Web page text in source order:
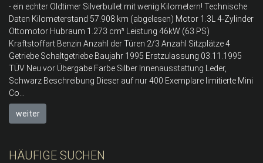
- ein echter Oldtimer Silverbullet mit wenig Kilometern! Technische
Daten Kilometerstand 57.908 km (abgelesen) Motor 1.3L 4-Zylinder
Ottomotor Hubraum 1.273 cm³ Leistung 46kW (63 PS)
Kraftstoffart Benzin Anzahl der Türen 2/3 Anzahl Sitzplätze 4
Getriebe Schaltgetriebe Baujahr 1995 Erstzulassung 03.11.1995
TÜV Neu vor Übergabe Farbe Silber Innenausstattung Leder,
Schwarz Beschreibung Dieser auf nur 400 Exemplare limitierte Mini
Co...
weiter
HÄUFIGE SUCHEN